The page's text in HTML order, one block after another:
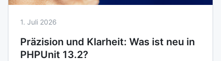
1. Juli 2026
Präzision und Klarheit: Was ist neu in
PHPUnit 13.2?